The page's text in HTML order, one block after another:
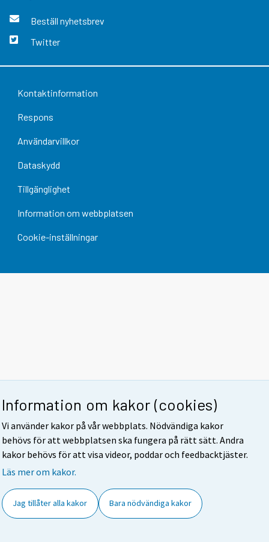
Information om kakor (cookies)
Vi använder kakor på vår webbplats. Nödvändiga kakor
behövs för att webbplatsen ska fungera på rätt sätt. Andra
kakor behövs för att visa videor, poddar och feedbacktjäster.
Läs mer om kakor.
Jag tillåter alla kakor Bara nödvändiga kakor
Beställ nyhetsbrev
Twitter
Kontaktinformation
Respons
Användarvillkor
Dataskydd
Tillgänglighet
Information om webbplatsen
Cookie-inställningar